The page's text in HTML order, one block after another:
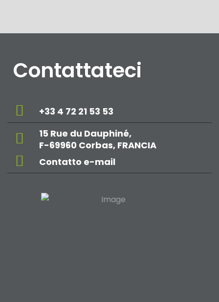
Contattateci
+33 4 72 21 53 53
15 Rue du Dauphiné,
F-69960 Corbas, FRANCIA
Contatto e-mail